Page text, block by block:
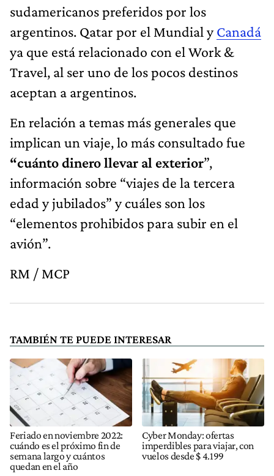
sudamericanos preferidos por los
argentinos. Qatar por el Mundial yCanadá
ya que está relacionado con el Work &
Travel, al ser uno de los pocos destinos
aceptan a argentinos.
En relación a temas más generales que
implican un viaje, lo más consultado fue
“cuánto dinero llevar al exterior”,
información sobre “viajes de la tercera
edad y jubilados” y cuáles son los
“elementos prohibidos para subir en el
avión”.
RM / MCP
TAMBIÉN TE PUEDE INTERESAR
Feriado en noviembre 2022:
cuándo es el próximo fin de
semana largo y cuántos
quedan en el año
Cyber Monday: ofertas
imperdibles para viajar, con
vuelos desde $ 4.199